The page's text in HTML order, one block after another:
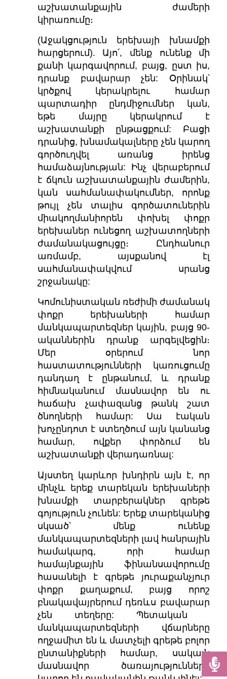
աշխատանքային ժամերի
կիրառումը։
(Աջակցություն երեխայի խնամքի
հարցերում). Այո՛, մենք ունենք մի
քանի կարգավորում, բայց, ըստ իս,
դրանք բավարար չեն: Օրինակ՝
կրծքով կերակրելու համար
պարտադիր ընդմիջումներ կան,
եթե մայրը կերակրում է
աշխատանքի ընթացքում: Բացի
դրանից, խնամակալները չեն կարող
գործուղվել առանց իրենց
համաձայնության: Ինչ վերաբերում
է ճկուն աշխատանքային ժամերին,
կան սահմանափակումներ, որոնք
թույլ չեն տալիս գործատուներին
միակողմանիորեն փոխել փոքր
երեխաներ ունեցող աշխատողների
ժամանակացույցը։ Ընդհանուր
առմամբ, այսքանով էլ
սահմանափակվում սրանց
շրջանակը:
Կոմունիստական ​​ռեժիմի ժամանակ
փոքր երեխաների համար
մանկապարտեզներ կային, բայց 90-
ականներին դրանք արգելվեցին։
Մեր օրերում նոր
հաստատությունների կառուցումը
դանդաղ է ընթանում, և դրանք
հիմնականում մասնավոր են ու
հաճախ չափազանց թանկ շատ
ծնողների համար: Սա էական
խոչընդոտ է ստեղծում այն կանանց
համար, ովքեր փորձում են
աշխատանքի վերադառնալ:
Այստեղ կարևոր խնդիրն այն է, որ
մինչև երեք տարեկան երեխաների
խնամքի տարբերակներ գրեթե
գոյություն չունեն: Երեք տարեկանից
սկսած՝ մենք ունենք
մանկապարտեզների լավ հանրային
համակարգ, որի համար
համայնքային ֆինանսավորումը
հասանելի է գրեթե յուրաքանչյուր
փոքր քաղաքում, բայց որոշ
բնակավայրերում դեռևս բավարար
չեն տեղերը: Պետական ​​
մանկապարտեզների վճարները
ողջամիտ են և մատչելի գրեթե բոլոր
ընտանիքների համար, սակայն
մասնավոր ծառայությունները